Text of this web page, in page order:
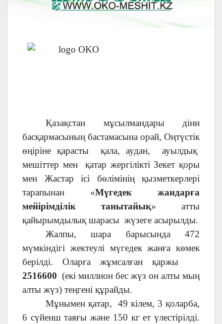
Қазақстан мұсылмандары діни
басқармасының бастамасына орай, Оңтүстік
өңіріне қарасты қала, аудан, ауылдық
мешіттер мен қатар жергілікті Зекет қоры
мен Жастар ісі бөлімінің қызметкерлері
тарапынан «Мүгедек жандарға
мейірімділік танытайық» атты
қайырымдылық шарасы жүзеге асырылды.
Жалпы, шара барысында 472
мүмкіндігі жектеулі мүгедек жанға көмек
берілді. Оларға жұмсалған қаржы
2516600 (екі миллион бес жүз он алты мың
алты жүз) теңгені құрайды.
Мұнымен қатар, 49 кілем, 3 қоларба,
6 сүйенш таяғы және 150 кг ет үлестірілді.